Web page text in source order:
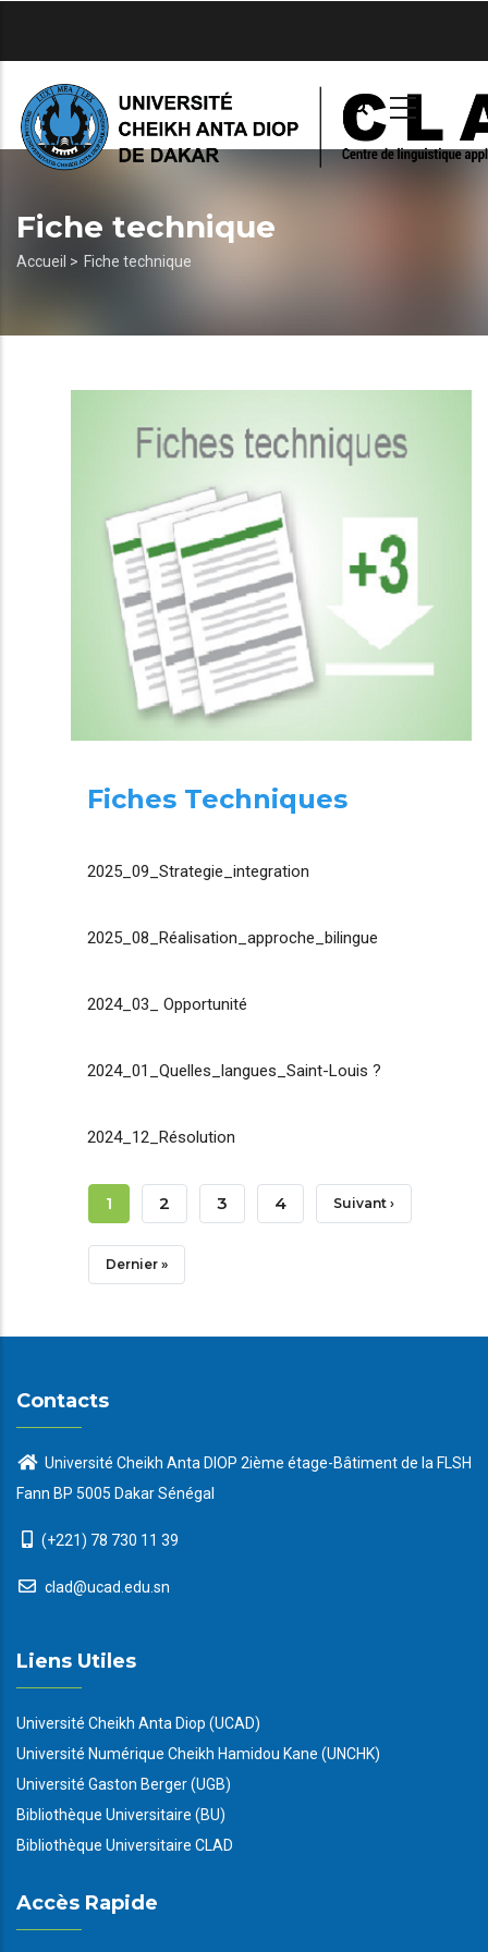
principal
Fiche technique
Fil
Accueil > Fiche technique
Fiches Techniques
2025_09_Strategie_integration
2025_08_Réalisation_approche_bilingue
2024_03_ Opportunité
2024_01_Quelles_langues_Saint-Louis ?
2024_12_Résolution
Pagination
Page
Courante
1 Page
2 Page
3 Page
4 Page
Suivant ›
Dernière
Dernier »
Contacts
Université Cheikh Anta DIOP 2ième étage-Bâtiment de la FLSH
Fann BP 5005 Dakar Sénégal
(+221) 78 730 11 39
clad@ucad.edu.sn
Liens Utiles
Université Cheikh Anta Diop (UCAD)
Université Numérique Cheikh Hamidou Kane (UNCHK)
Université Gaston Berger (UGB)
Bibliothèque Universitaire (BU)
Bibliothèque Universitaire CLAD
Accès Rapide